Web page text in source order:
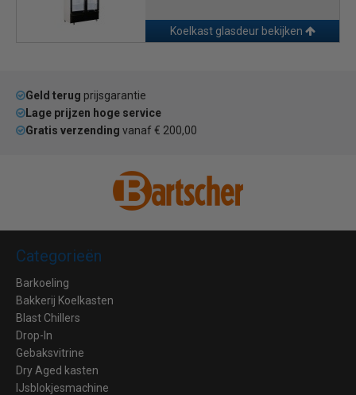
Koelkast glasdeur bekijken
Geld terug prijsgarantie
Lage prijzen hoge service
Gratis verzending vanaf € 200,00
Categorieën
Barkoeling
Bakkerij Koelkasten
Blast Chillers
Drop-In
Gebaksvitrine
Dry Aged kasten
IJsblokjesmachine